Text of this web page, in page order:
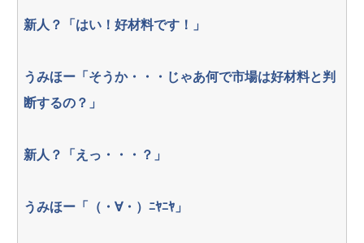
新人？「はい！好材料です！」
うみほー「そうか・・・じゃあ何で市場は好材料と判
断するの？」
新人？「えっ・・・？」
うみほー「（・∀・）ﾆﾔﾆﾔ」